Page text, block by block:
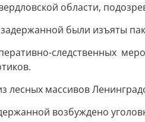
области,
были изъяты
следственных
массивов
возбуждено